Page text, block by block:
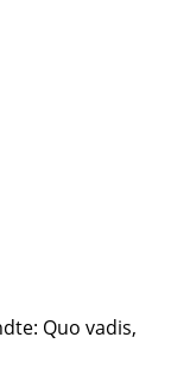
Quo vadis,